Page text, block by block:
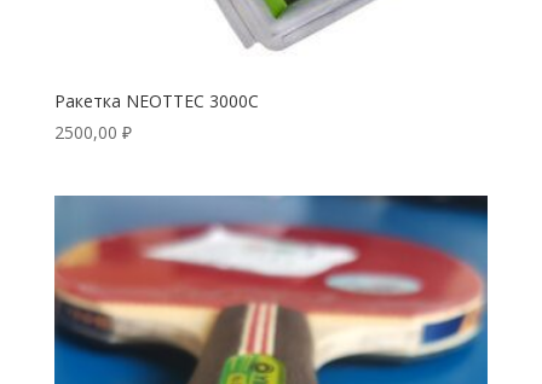
Ракетка NEOTTEC 3000C
2500,00 ₽